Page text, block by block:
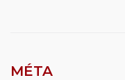
MÉTA